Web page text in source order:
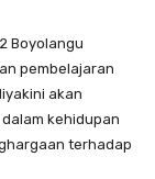
Boyolangu
pembelajaran
akan
kehidupan
terhadap